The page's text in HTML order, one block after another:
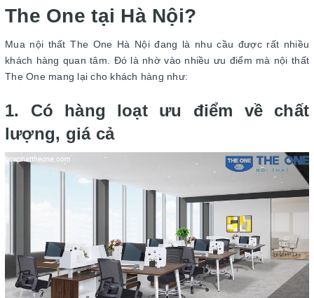
The One tại Hà Nội?
Mua nội thất The One Hà Nội đang là nhu cầu được rất nhiều
khách hàng quan tâm. Đó là nhờ vào nhiều ưu điểm mà nội thất
The One mang lại cho khách hàng như:
1. Có hàng loạt ưu điểm về chất
lượng, giá cả